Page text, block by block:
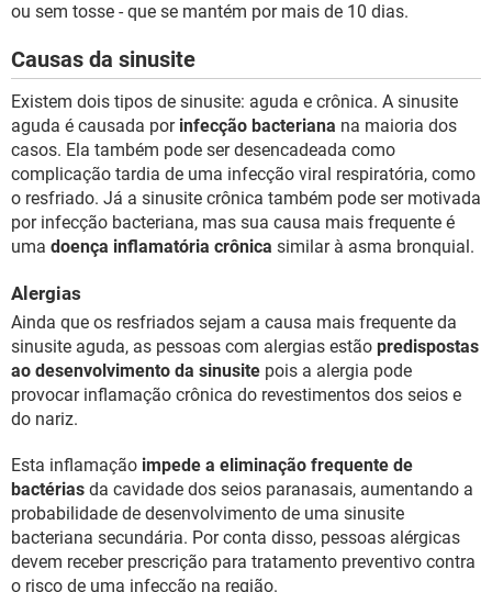
ou sem tosse - que se mantém por mais de 10 dias.
Causas da sinusite
Existem dois tipos de sinusite: aguda e crônica. A sinusite
aguda é causada por infecção bacteriana na maioria dos
casos. Ela também pode ser desencadeada como
complicação tardia de uma infecção viral respiratória, como
o resfriado. Já a sinusite crônica também pode ser motivada
por infecção bacteriana, mas sua causa mais frequente é
uma doença inflamatória crônica similar à asma bronquial.
Alergias
Ainda que os resfriados sejam a causa mais frequente da
sinusite aguda, as pessoas com alergias estão predispostas
ao desenvolvimento da sinusite pois a alergia pode
provocar inflamação crônica do revestimentos dos seios e
do nariz.
Esta inflamação impede a eliminação frequente de
bactérias da cavidade dos seios paranasais, aumentando a
probabilidade de desenvolvimento de uma sinusite
bacteriana secundária. Por conta disso, pessoas alérgicas
devem receber prescrição para tratamento preventivo contra
o risco de uma infecção na região.